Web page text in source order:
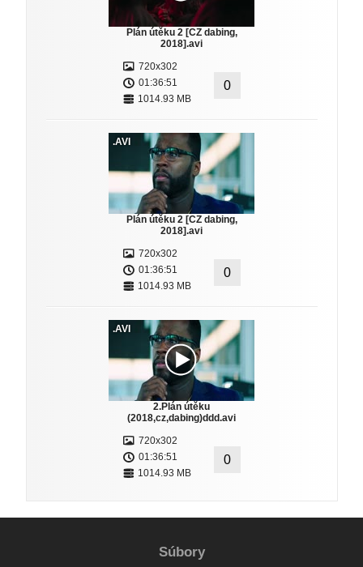
Plán útěku 2 [CZ dabing,
2018].avi
720x302
01:36:51
1014.93 MB
0
.AVI
Plán útěku 2 [CZ dabing,
2018].avi
720x302
01:36:51
1014.93 MB
0
.AVI
2.Plán útěku
(2018,cz,dabing)ddd.avi
720x302
01:36:51
1014.93 MB
0
Súbory